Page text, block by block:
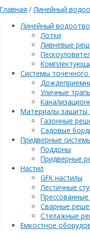
Главная /Линейный
Линейный
Лотки
Ливневые
Системы
Уличные
Материалы защиты
Газонные
Садовые
Придверные
Поддоны
Придверные
Настил
GFK настилы
Лестичные
Сварные
Стелажные
Емкостное